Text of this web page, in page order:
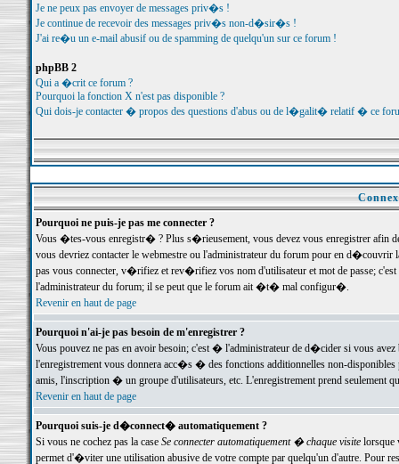
Je ne peux pas envoyer de messages priv�s !
Je continue de recevoir des messages priv�s non-d�sir�s !
J'ai re�u un e-mail abusif ou de spamming de quelqu'un sur ce forum !
phpBB 2
Qui a �crit ce forum ?
Pourquoi la fonction X n'est pas disponible ?
Qui dois-je contacter � propos des questions d'abus ou de l�galit� relatif � ce
Pourquoi ne puis-je pas me connecter ?
Vous �tes-vous enregistr� ? Plus s�rieusement, vous devez vous enregistrer
vous devriez contacter le webmestre ou l'administrateur du forum pour en
pas vous connecter, v�rifiez et rev�rifiez vos nom d'utilisateur et mot de passe;
l'administrateur du forum; il se peut que le forum ait �t� mal configur�.
Revenir en haut de page
Pourquoi n'ai-je pas besoin de m'enregistrer ?
Vous pouvez ne pas en avoir besoin; c'est � l'administrateur de d�cider si vous
l'enregistrement vous donnera acc�s � des fonctions additionnelles non-
amis, l'inscription � un groupe d'utilisateurs, etc. L'enregistrement prend seulement
Revenir en haut de page
Pourquoi suis-je d�connect� automatiquement ?
Si vous ne cochez pas la case Se connecter automatiquement � chaque visitelorsque
permet d'�viter une utilisation abusive de votre compte par quelqu'un d'autre. Pour